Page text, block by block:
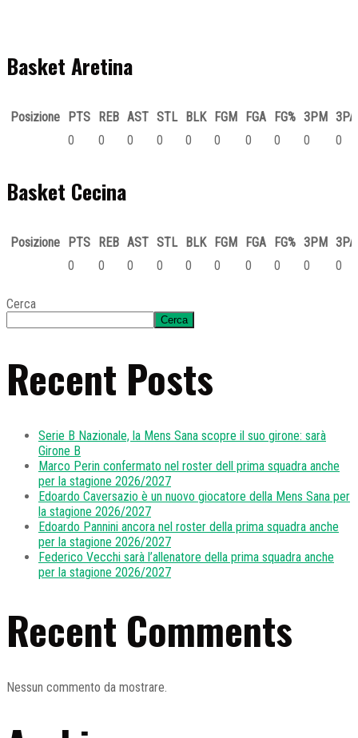
Basket Aretina
Posizione PTS REB AST STL BLK FGM FGA FG% 3PM
3PA
0
0 0 0 0 0 0 0 0 0
Basket Cecina
Posizione PTS REB AST STL BLK FGM FGA FG% 3PM
3PA
0
0 0 0 0 0 0 0 0 0
Cerca
Cerca
Recent Posts
Serie B Nazionale, la Mens Sana scopre il suo girone: sarà
Girone B
Marco Perin confermato nel roster dell prima squadra anche
per la stagione 2026/2027
Edoardo Caversazio è un nuovo giocatore della Mens Sana per
la stagione 2026/2027
Edoardo Pannini ancora nel roster della prima squadra anche
per la stagione 2026/2027
Federico Vecchi sarà l’allenatore della prima squadra anche
per la stagione 2026/2027
Recent Comments
Nessun commento da mostrare.